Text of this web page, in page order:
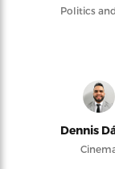
Politics
Dennis